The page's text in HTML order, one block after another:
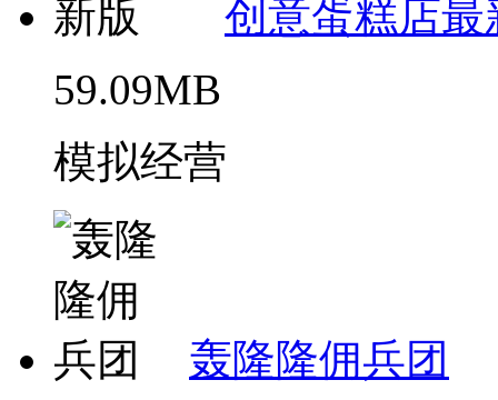
创意蛋糕店最
59.09MB
模拟经营
轰隆隆佣兵团